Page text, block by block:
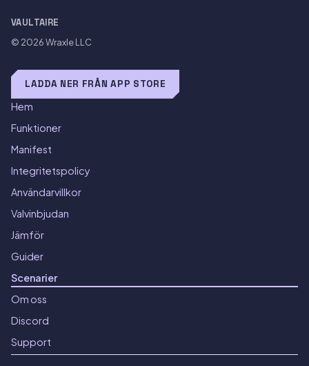
VAULTAIRE
© 2026Wraxle LLC
LADDA NER FRÅN APP STORE
Hem
Funktioner
Manifest
Integritetspolicy
Användarvillkor
Valvinbjudan
Jämför
Guider
Scenarier
Om oss
Discord
Support